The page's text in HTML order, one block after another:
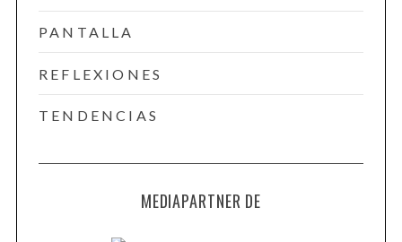
PANTALLA
REFLEXIONES
TENDENCIAS
MEDIAPARTNER DE